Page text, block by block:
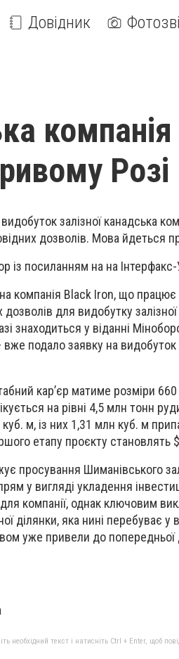
Довідник
Розі
залізної канадська
дозволів. Мова йдеться
із посиланням на на Інтерфакс-
компанія Black Iron, що
дозволів для видобутку
знаходиться у віданні
подало заявку на видобуток
кар’єр матиме розміри
на рівні 4,5 млн тонн
м, із них 1,31 млн куб. м
етапу проєкту
просування Шиманівського
у вигляді укладення
для компанії, однак ключовим
ділянки, яка нині перебуває у
уже привели до
необхідний текст і натисніть Ctrl + Enter, щоб